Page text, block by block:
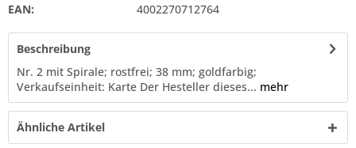
EAN:
4002270712764
Beschreibung
Nr. 2 mit Spirale; rostfrei; 38 mm; goldfarbig;
Verkaufseinheit: Karte Der Hesteller dieses... mehr
Ähnliche Artikel